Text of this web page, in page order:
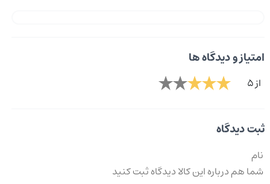
امتیاز و دیدگاه ها
از 5
ثبت دیدگاه